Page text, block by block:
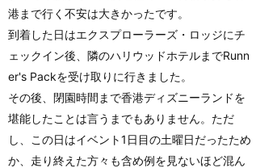
港まで行く不安は大きかったです。
到着した日はエクスプローラーズ・ロッジにチ
ェックイン後、隣のハリウッドホテルまでRunn
er's Packを受け取りに行きました。
その後、閉園時間まで香港ディズニーランドを
堪能したことは言うまでもありません。ただ
し、この日はイベント1日目の土曜日だったため
か、走り終えた方々も含め例を見ないほど混ん